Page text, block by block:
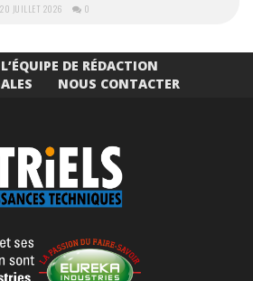
JUILLET 2026 0
L’ÉQUIPE DE RÉDACTION
NOUS CONTACTER